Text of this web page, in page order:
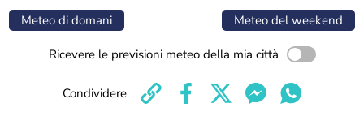
Meteo di domani Meteo del weekend
Ricevere le previsioni meteo della mia città
Condividere